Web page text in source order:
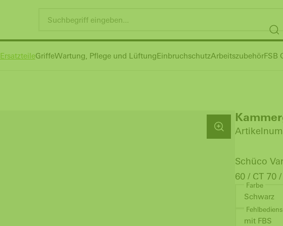
ErsatzteileGriffeWartung, Pflege und LüftungEinbruchschutzArbeitszubehörFSB
Schüco
60 / CT 70
Farbe
Schwarz
mit FBS